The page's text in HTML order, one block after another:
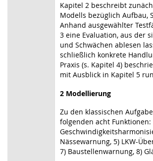
Kapitel 2 beschreibt
Modells bezüglich
Anhand ausgewählter
3 eine Evaluation, aus der
und Schwächen ablesen
schließlich konkrete
Praxis (s. Kapitel 4)
mit Ausblick in Kapitel 5
2 Modellierung
Zu den klassischen
folgenden acht Funktionen:
Nässewarnung, 5) LKW-
7) Baustellenwarnung, 8)